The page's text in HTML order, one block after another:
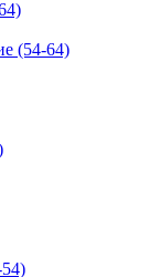
(54-64)